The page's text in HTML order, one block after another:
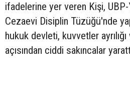
ifadelerine yer veren Kişi,
Cezaevi Disiplin Tüzüğü'nde
hukuk devleti, kuvvetler
açısından ciddi sakıncalar